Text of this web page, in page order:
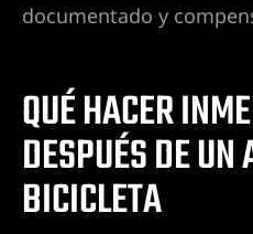
documentado y
QUÉ HACER
DESPUÉS DE UN
BICICLETA
|
sexual
Las